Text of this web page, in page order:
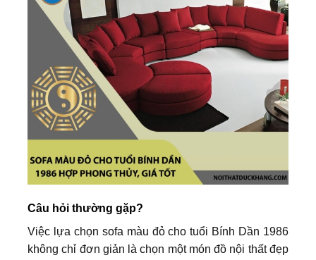
Câu hỏi thường gặp?
Việc lựa chọn sofa màu đỏ cho tuổi Bính Dần 1986
không chỉ đơn giản là chọn một món đồ nội thất đẹp